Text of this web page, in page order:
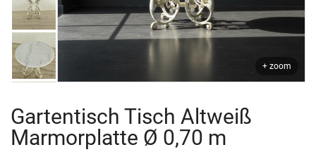
+ zoom
Gartentisch Tisch Altweiß
Marmorplatte Ø 0,70 m